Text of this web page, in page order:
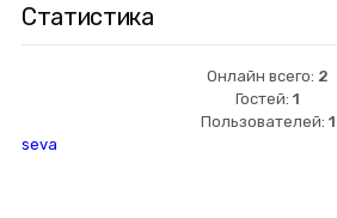
Статистика
Онлайн всего: 2
Гостей: 1
Пользователей: 1
seva